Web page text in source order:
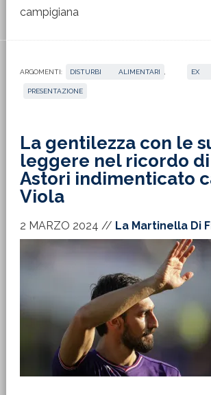
campigiana
ARGOMENTI: DISTURBI ALIMENTARI EX
PRESENTAZIONE
La gentilezza con le
leggere nel ricordo di
Astori indimenticato
Viola
2 MARZO 2024 // La Martinella Di